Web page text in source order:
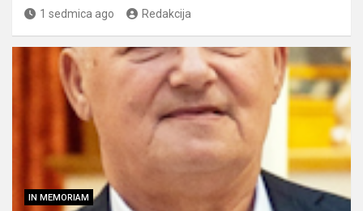
1 sedmica ago Redakcija
IN MEMORIAM